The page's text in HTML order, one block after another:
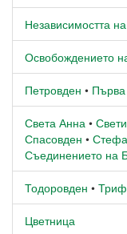
Независимостта
Освобождението
Петровден •
Света Анна •
Спасовден •
Съединението на
Тодоровден •
Цветница